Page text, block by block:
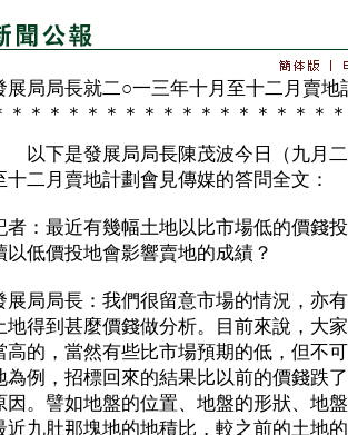
展局局長就二○一三年十月至十二月賣地
＊＊＊＊＊＊＊＊＊＊＊＊＊＊＊＊＊
以下是發展局局長陳茂波今日（九月二
十二月賣地計劃會見傳媒的答問全文：
者：最近有幾幅土地以比市場低的價錢
以低價投地會影響賣地的成績？
展局局長：我們很留意市場的情況，亦
地得到甚麼價錢做分析。目前來說，大
高的，當然有些比市場預期的低，但不
為例，招標回來的結果比以前的價錢跌
因。譬如地盤的位置、地盤的形狀、地
近九肚那塊地的地積比，較之前的土地